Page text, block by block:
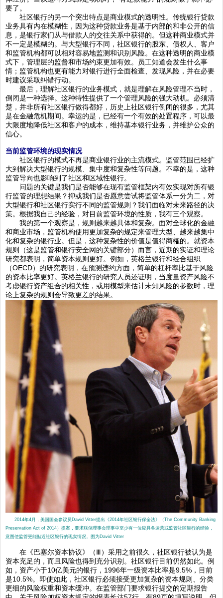
要了。
社区银行的另一个突出特点是商业模式的透明性。传统银行贷款
业务具有内在模糊性，因为这种贷款业务是基于内部的和非公开的信
息，是银行家们从与借款人的交往关系中获得的。但这种商业模式并
不一定是模糊的。与大型银行不同，社区银行的股东、债权人、客户
和监管机构都可以相对容易地监测和识别风险。在这种透明的商业模
式下，管理层的监督和市场约束更加有效。员工知道会发生什么事
情；监管机构也更有能力对银行进行全面检查、发现风险，并在必要
时建议采取纠错行动。
最后，理解社区银行的业务模式，就是理解在风险管理不当时，
倒闭是一种选择。这种特性提供了一个管理风险的强大动机。必须清
楚，并非所有社区银行做得都好，历史上社区银行倒闭的很多，尤其
是在金融危机期间。幸运的是，已经有一个有效的处置程序，可以最
大限度地降低社区和客户的成本，维持基本银行业务，并维护公众的
信心。
当前监管环境的现实情况
社区银行的模式不再是商业银行业的主流模式。监管范围已经扩
大到解决大型银行的规模、集中度和复杂性等问题。不幸的是，这种
监管导向也影响到了社区和区域性银行。
问题的关键是我们是否能够在现有监管框架内有效实现对所有银
行监管的理想结果？抑或我们是否愿意尝试将监管体系一分为二，对
大型银行和社区银行实行不同的监管规则？我们面临对未来路径的决
策。根据我自己的经验，对目前监管环境的性质，我有三个观察。
我的第一个观察是，规则越来越具体和复杂。面对全球化的金融
和商业市场，监管机构使用更加复杂的规定来管理大型、越来越集中
化和复杂的银行业。但是，这种复杂性的价值是值得商榷的。就资本
规则（这是监管和银行安全网的关键部分）而言，近期的实证和理论
研究都表明，简单资本规则更好。例如，英格兰银行和经合组织
（OECD）的研究表明，在预测违约方面，简单的杠杆率比基于风险
的资本比率更好。英格兰银行的研究人员还证明，当度量资产风险不
考虑银行资产组合的相关性，或用模型来估计未知风险的参数时，理
论上复杂的规则会导致更差的结果。
2014年4月，美国国会参议员David Vitter提出《2014年社区银行保全法》（The Community Banking
Preservation Act of 2014）提案，要求联储理事会理事中至少有一位应具备运营或监管社区银行的经验，
意图使监管更能贴近社区银行的现实情况。图为David Vitter
在《巴塞尔资本协议》（Ⅲ）采用之前很久，社区银行被认为是
资本充足的，而且风险也得到充分识别。社区银行目前仍然如此。例
如，资产小于10亿美元的银行，1996年一级资本比率是9.5%，目前
是10.5%。即使如此，社区银行必须接受更加复杂的资本规则、分类
更细的风险权重和资本缓冲。在监管部门要求银行提交的定期报告